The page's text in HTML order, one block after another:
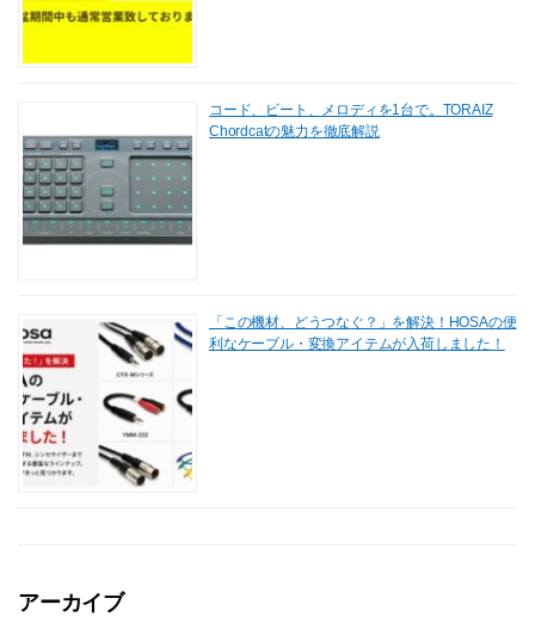
コード、ビート、メロディを1台で。TORAIZ
Chordcatの魅力を徹底解説
「この機材、どうつなぐ？」を解決！HOSAの便
利なケーブル・変換アイテムが入荷しました！
アーカイブ